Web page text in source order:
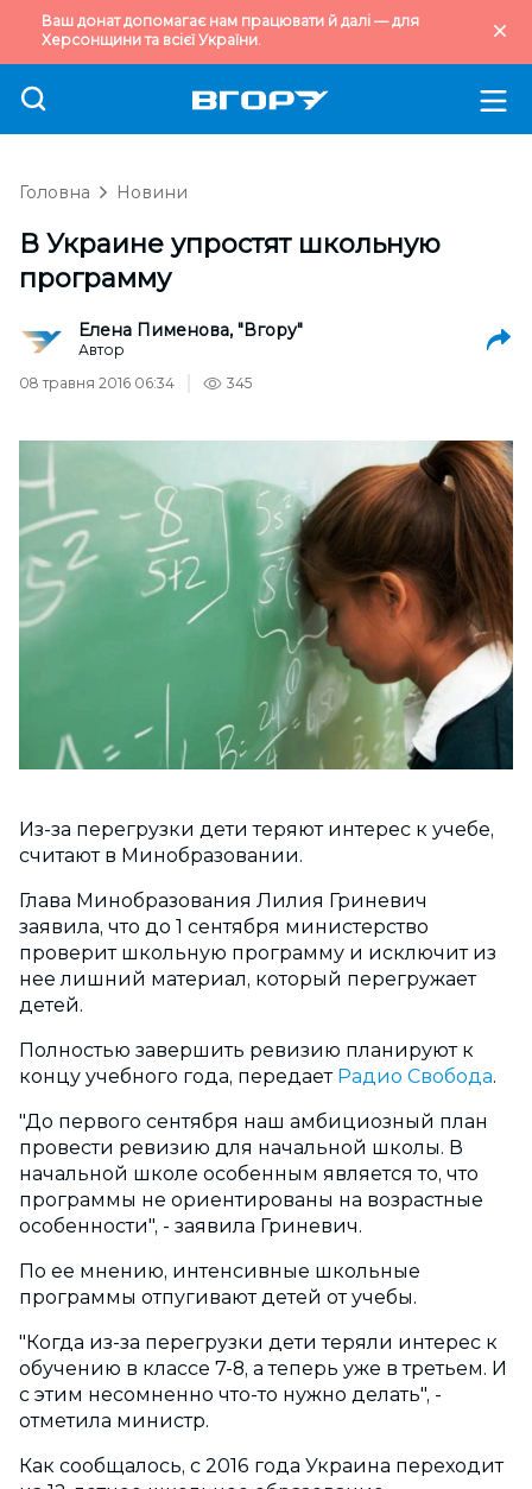
Ваш донат допомагає нам працювати й далі — для
Херсонщини та всієї України.
Головна Новини
В Украине упростят школьную
программу
Елена Пименова, "Вгору"
Автор
08 травня 2016 06:34
345
Из-за перегрузки дети теряют интерес к учебе,
считают в Минобразовании.
Глава Минобразования Лилия Гриневич
заявила, что до 1 сентября министерство
проверит школьную программу и исключит из
нее лишний материал, который перегружает
детей.
Полностью завершить ревизию планируют к
концу учебного года, передает Радио Свобода.
"До первого сентября наш амбициозный план
провести ревизию для начальной школы. В
начальной школе особенным является то, что
программы не ориентированы на возрастные
особенности", - заявила Гриневич.
По ее мнению, интенсивные школьные
программы отпугивают детей от учебы.
"Когда из-за перегрузки дети теряли интерес к
обучению в классе 7-8, а теперь уже в третьем. И
с этим несомненно что-то нужно делать", -
отметила министр.
Как сообщалось, с 2016 года Украина переходит